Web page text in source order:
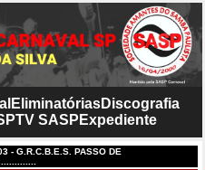
EliminatóriasDiscografia
TV SASP Expediente
- G.R.C.B.E.S. PASSO DE